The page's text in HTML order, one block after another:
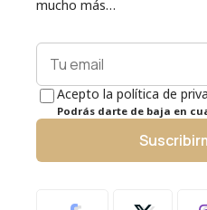
mucho más…
Acepto la política de
Podrás darte de baja en